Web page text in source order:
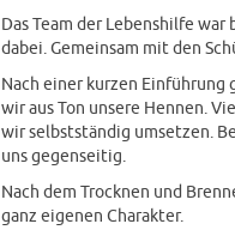
Das Team der Lebenshilfe
dabei. Gemeinsam mit den
Nach einer kurzen
wir aus Ton unsere Hennen.
wir selbstständig umsetzen.
uns gegenseitig.
Nach dem Trocknen und
ganz eigenen Charakter.